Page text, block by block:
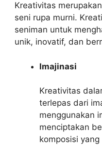
Kreativitas
seni rupa murni.
seniman untuk
unik, inovatif, dan
Imajinasi
Kreativitas
terlepas dari
menggunakan
menciptakan
komposisi